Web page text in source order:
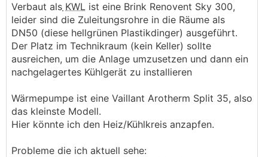
Verbaut als KWL ist eine Brink Renovent Sky 300,
leider sind die Zuleitungsrohre in die Räume als
DN50 (diese hellgrünen Plastikdinger) ausgeführt.
Der Platz im Technikraum (kein Keller) sollte
ausreichen, um die Anlage umzusetzen und dann ein
nachgelagertes Kühlgerät zu installieren
Wärmepumpe ist eine Vaillant Arotherm Split 35, also
das kleinste Modell.
Hier könnte ich den Heiz/Kühlkreis anzapfen.
Probleme die ich aktuell sehe: